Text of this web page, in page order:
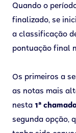
Quando o
finalizado, se
a classificação
pontuação final
Os primeiros a
as notas mais
nesta 1ª
segunda opção,